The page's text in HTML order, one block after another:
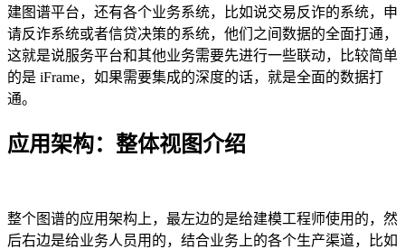
建图谱平台，还有各个业务系统，比如说交易反诈的系统，申
请反诈系统或者信贷决策的系统，他们之间数据的全面打通，
这就是说服务平台和其他业务需要先进行一些联动，比较简单
的是 iFrame，如果需要集成的深度的话，就是全面的数据打
通。
应用架构：整体视图介绍
整个图谱的应用架构上，最左边的是给建模工程师使用的，然
后右边是给业务人员用的，结合业务上的各个生产渠道，比如